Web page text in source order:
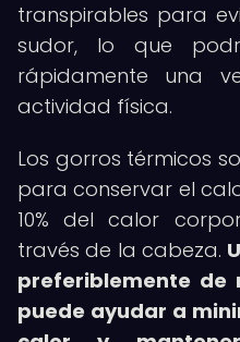
transpirables para
sudor, lo que
rápidamente una
actividad física.
Los gorros térmicos
para conservar el
10% del calor
través de la cabeza.
preferiblemente de
puede ayudar a